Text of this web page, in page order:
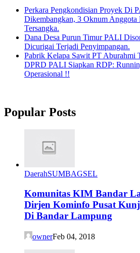
Perkara Pengkondisian Proyek Di
Dikembangkan, 3 Oknum Anggota
Tersangka.
Dana Desa Purun Timur PALI
Dicurigai Terjadi Penyimpangan.
Pabrik Kelapa Sawit PT Aburahmi
DPRD PALI Siapkan RDP:
Operasional !!
Popular Posts
DaerahSUMBAGSEL
Komunitas KIM Bandar
Dirjen Kominfo Pusat
Di Bandar Lampung
ownerFeb 04, 2018